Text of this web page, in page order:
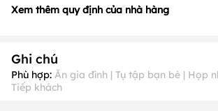
Xem thêm quy định của nhà hàng
30%giá trị hóa đơn tạm tính
2. Quy định về ưu đãi: Có, cụ thể như
- Ưu đãi không được áp dụng các ngày:
Ghi chú
Phù hợp: Ăn gia đình | Tụ tập bạn bè | Họp
Tiếp khách